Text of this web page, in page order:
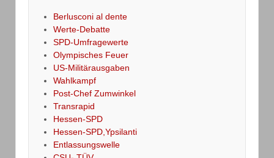
Berlusconi al dente
Werte-Debatte
SPD-Umfragewerte
Olympisches Feuer
US-Militärausgaben
Wahlkampf
Post-Chef Zumwinkel
Transrapid
Hessen-SPD
Hessen-SPD,Ypsilanti
Entlassungswelle